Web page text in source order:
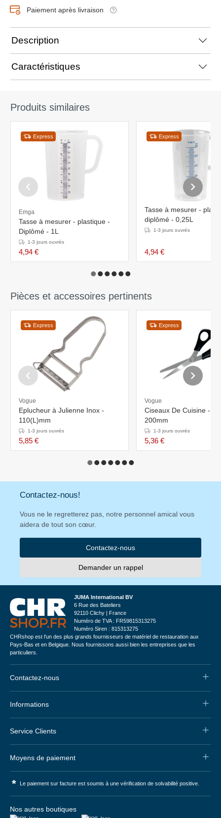
Paiement après livraison
Description
Caractéristiques
Produits similaires
Express
Emga
Tasse à mesurer - plastique -
Diplômé - 1L
1-3 jours ouvrés
4,94 €
Express
Tasse à mesurer -
diplômé - 0,25L
1-3 jours ouvrés
4,94 €
Pièces et accessoires pertinents
Express
Vogue
Eplucheur à Julienne Inox -
110(L)mm
1-3 jours ouvrés
5,85 €
Express
Vogue
Ciseaux De Cuisine -
200mm
1-3 jours ouvrés
5,36 €
Contactez-nous!
Vous ne le regretterez pas, notre personnel amical vous
aidera de tout son cœur.
Contactez-nous
Demander un rappel
JUMA International BV
6 Rue des Bateliers
92110 Clichy | France
Numéro de TVA : FR59815313275
Numéro Siren : 815313275
CHRshop est l'un des plus grands fournisseurs de matériel de restauration aux
Pays-Bas et en Belgique. Nous fournissons aussi bien les entreprises que les
particuliers.
Contactez-nous
Informations
Service Clients
Moyens de paiement
* Le paiement sur facture est soumis à une vérification de solvabilité positive.
Nos autres boutiques